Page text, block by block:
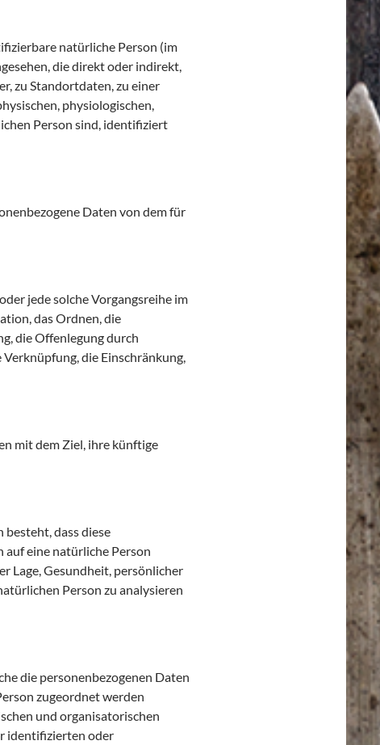
natürliche Person (im
die direkt oder indirekt,
zu Standortdaten, zu einer
physiologischen,
Person sind, identifiziert
Daten von dem für
jede solche Vorgangsreihe im
das Ordnen, die
die Offenlegung durch
die Einschränkung,
mit dem Ziel, ihre künftige
dass diese
auf eine natürliche Person
Lage, Gesundheit, persönlicher
Person zu analysieren
die personenbezogenen Daten
zugeordnet werden
und organisatorischen
identifizierten oder